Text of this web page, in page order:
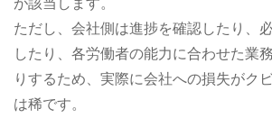
が該当します。
ただし、会社側は進捗を確認したり、
したり、各労働者の能力に合わせた業
りするため、実際に会社への損失がク
は稀です。